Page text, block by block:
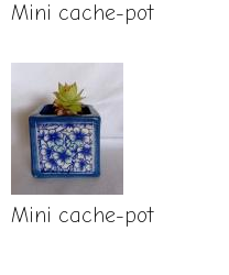
Mini cache-pot
Mini cache-pot